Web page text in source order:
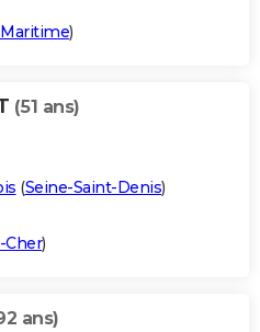
)
(51 ans)
(Seine-Saint-Denis)
Cher)
ans)